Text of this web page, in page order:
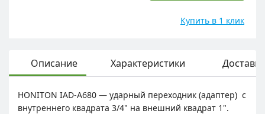
Купить в 1 клик
Описание Характеристики Доставка
HONITON IAD-А680 — ударный переходник (адаптер) с
внутреннего квадрата 3/4" на внешний квадрат 1".